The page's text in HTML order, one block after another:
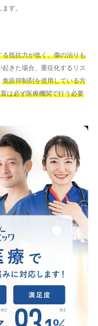
す。
抵抗力が低く、傷の治りも
起きた場合、重症化するリス
免疫抑制剤を使用している方
は必ず医療機関で行う必要